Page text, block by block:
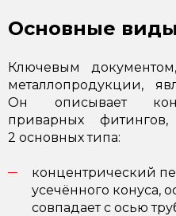
Основные виды
Ключевым
металлопродукции,
Он описывает
приварных
2 основных типа:
концентрический
усечённого конуса,
совпадает с осью